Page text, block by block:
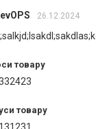
26.12.2024
товару
товару